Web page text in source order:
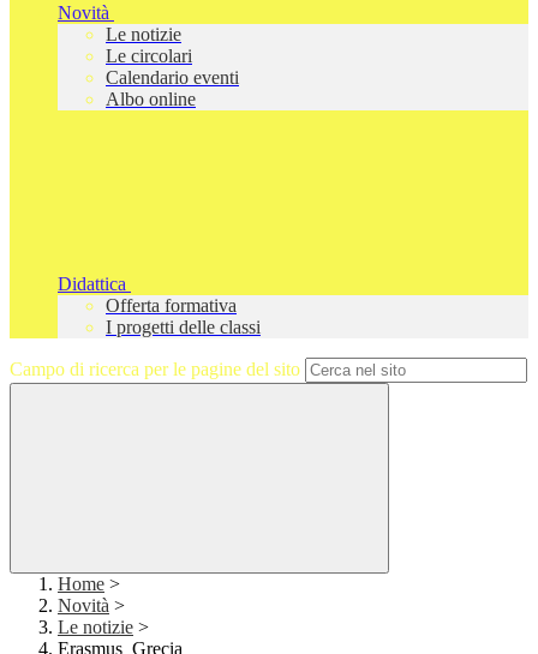
Novità
Le notizie
Le circolari
Calendario eventi
Albo online
Didattica
Offerta formativa
I progetti delle classi
Campo di ricerca per le pagine del sito
Home >
Novità >
Le notizie >
Erasmus_Grecia